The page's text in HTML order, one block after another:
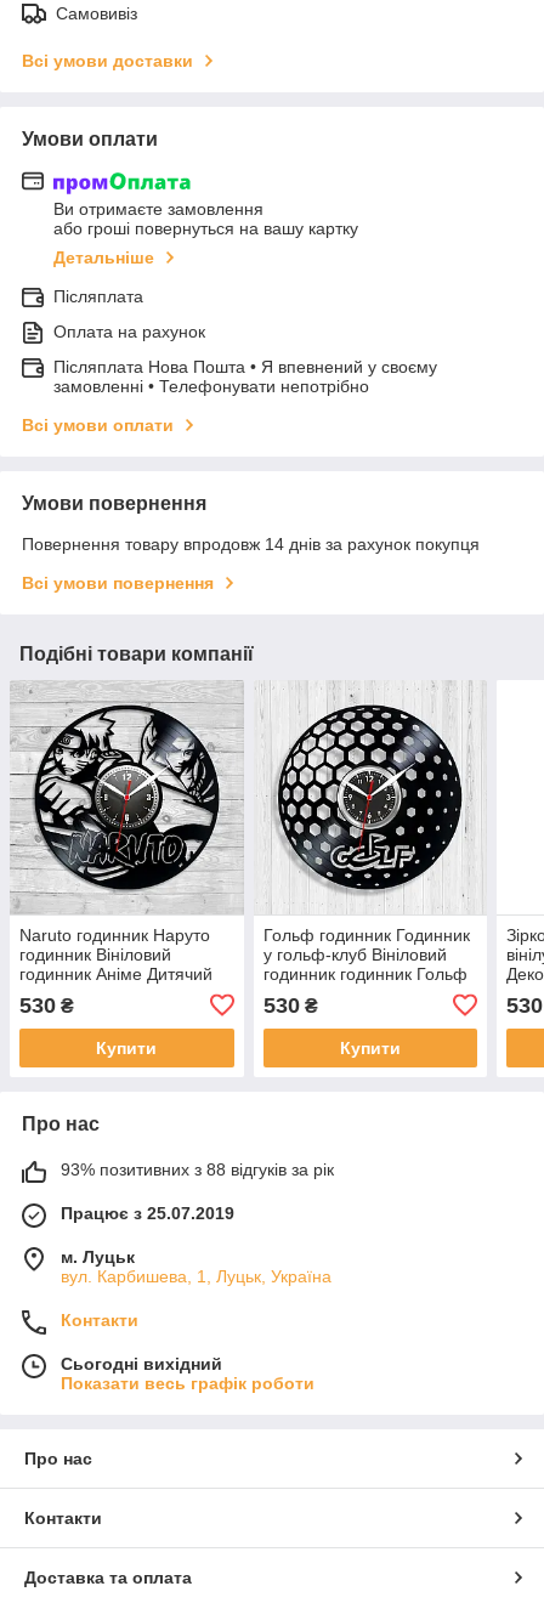
Самовивіз
Всі умови доставки
Умови оплати
Ви отримаєте замовлення
або гроші повернуться на вашу картку
Детальніше
Післяплата
Оплата на рахунок
Післяплата Нова Пошта • Я впевнений у своєму
замовленні • Телефонувати непотрібно
Всі умови оплати
Умови повернення
Повернення товару впродовж 14 днів за рахунок покупця
Всі умови повернення
Подібні товари компанії
Naruto годинник Наруто
годинник Вініловий
годинник Аніме Дитячий
спальню 300 міліметрів
530 ₴
Купити
Гольф годинник Годинник
у гольф-клуб Вініловий
годинник годинник Гольф
Годинник кварцовий 30 см
530₴
Купити
530
Про нас
93% позитивних з 88 відгуків за рік
Працює з 25.07.2019
м. Луцьк
вул. Карбишева, 1, Луцьк, Україна
Контакти
Сьогодні вихідний
Показати весь графік роботи
Про нас
Контакти
Доставка та оплата